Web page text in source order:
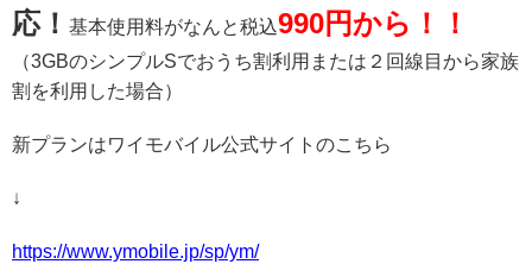
応！ 基本使用料がなんと税込990円から！！
（3GBのシンプルSでおうち割利用または２回線目から家族
割を利用した場合）
新プランはワイモバイル公式サイトのこちら
↓
https://www.ymobile.jp/sp/ym/